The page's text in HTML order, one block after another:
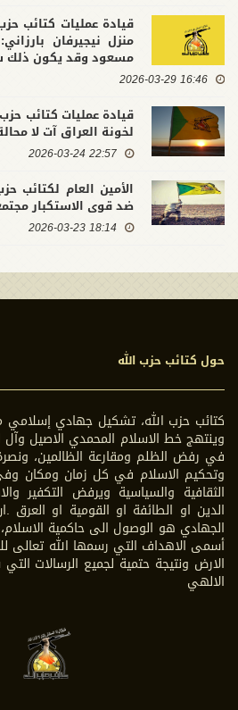
قيادة عمليات كتائب
منزل نيجيرفان
مسعود وقد يكون ذلك
16:46 2026-03-29
قيادة عمليات كتائب
لخونة العراق آت لا
22:57 2026-03-24
الأمين العام لكتائب
ضد قوى الاستكبار
18:14 2026-03-23
حول كتائب حزب الله
كتائب حزب الله، تشكيل جهادي إسلامي
وينتهج خط الاسلام المحمدي الاصيل وآل
في رفض الظلم ومقارعة الظالمين،
وتحكيم الاسلام في كل زمان ومكان
الثقافية والسياسية ويرفض التكفير
الدين او الطائفة او القومية او
الجهادي هو الوصول الى حاكمية
أسمى الاهداف التي رسمها الله تعالى
الارض ونتيجة حتمية لجميع الرسالات
الالهي